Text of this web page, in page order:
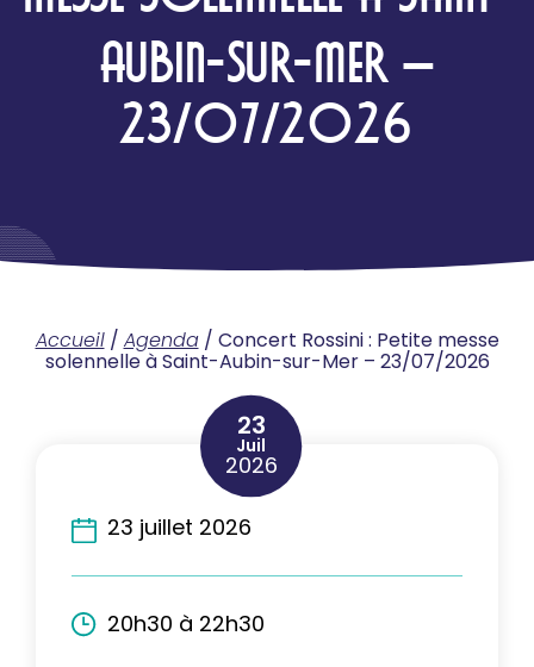
AUBIN-SUR-MER –
23/07/2026
Accueil/ Agenda/ Concert Rossini : Petite messe
solennelle à Saint-Aubin-sur-Mer – 23/07/2026
23
Juil
2026
23 juillet 2026
20h30 à 22h30